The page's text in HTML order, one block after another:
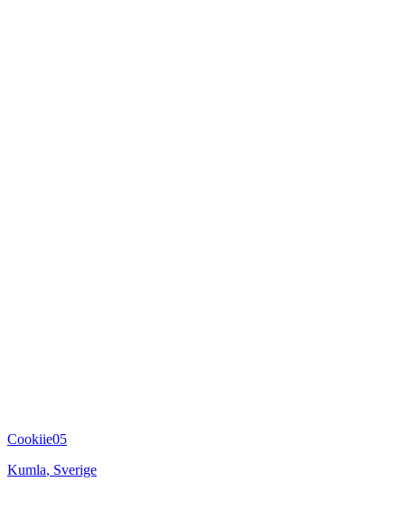
Cookiie05
Kumla, Sverige